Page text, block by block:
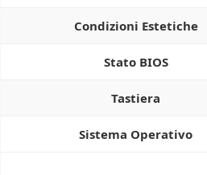
Condizioni Estetiche
Stato BIOS
Tastiera
Sistema Operativo